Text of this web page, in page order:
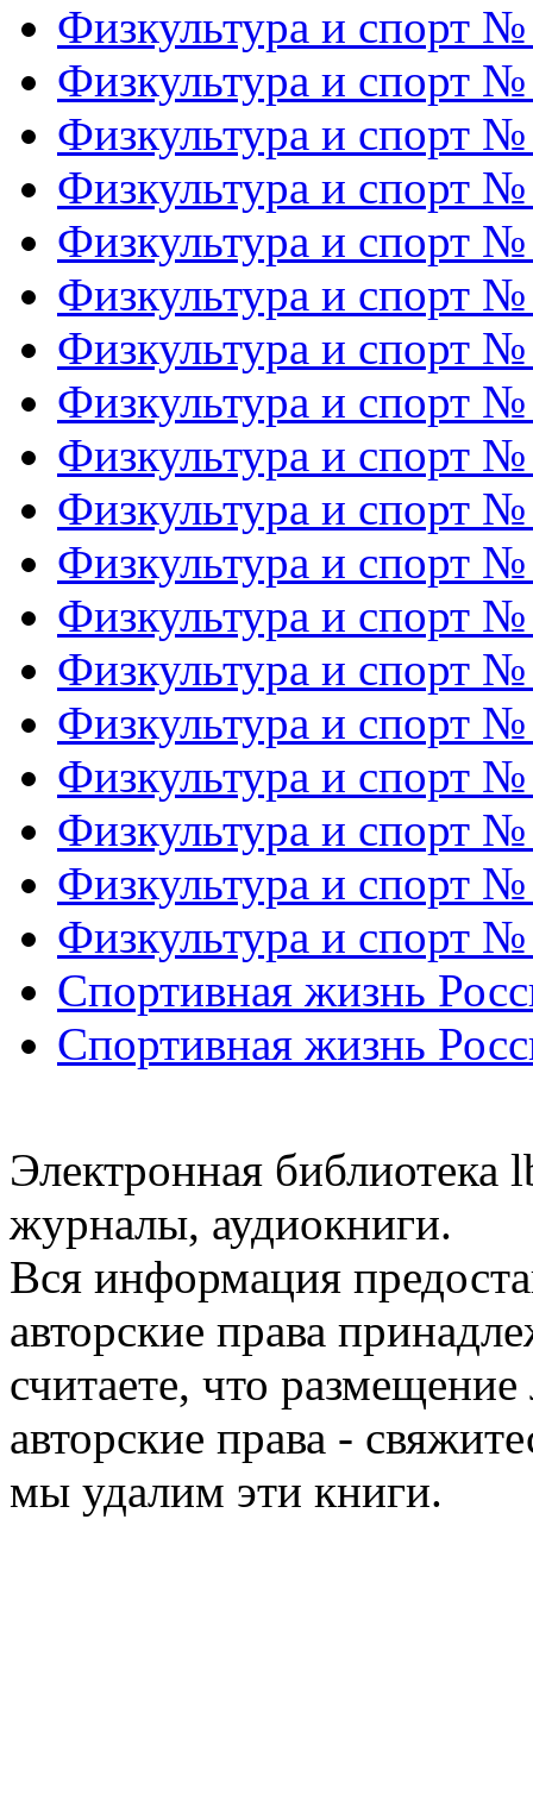
Физкультура и спорт
Физкультура и спорт
Физкультура и спорт
Физкультура и спорт
Физкультура и спорт
Физкультура и спорт
Физкультура и спорт
Физкультура и спорт
Физкультура и спорт
Физкультура и спорт
Физкультура и спорт
Физкультура и спорт
Физкультура и спорт
Физкультура и спорт
Физкультура и спорт
Физкультура и спорт
Физкультура и спорт
Физкультура и спорт
Спортивная жизнь
Спортивная жизнь
Электронная библиотека
журналы, аудиокниги.
Вся информация
авторские права
считаете, что
авторские права -
мы удалим эти книги.